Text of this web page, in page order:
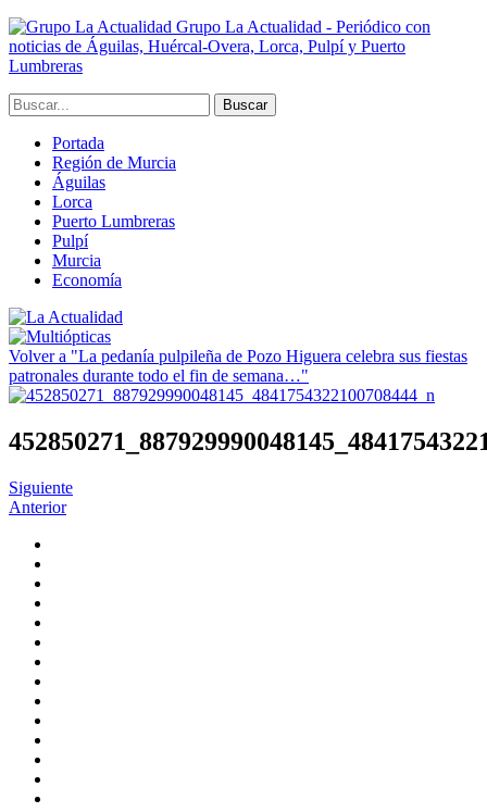
Grupo La Actualidad - Periódico con
noticias de Águilas, Huércal-Overa, Lorca, Pulpí y Puerto
Lumbreras
Portada
Región de Murcia
Águilas
Lorca
Puerto Lumbreras
Pulpí
Murcia
Economía
Volver a "La pedanía pulpileña de Pozo Higuera celebra sus fiestas
patronales durante todo el fin de semana…"
Siguiente
Anterior